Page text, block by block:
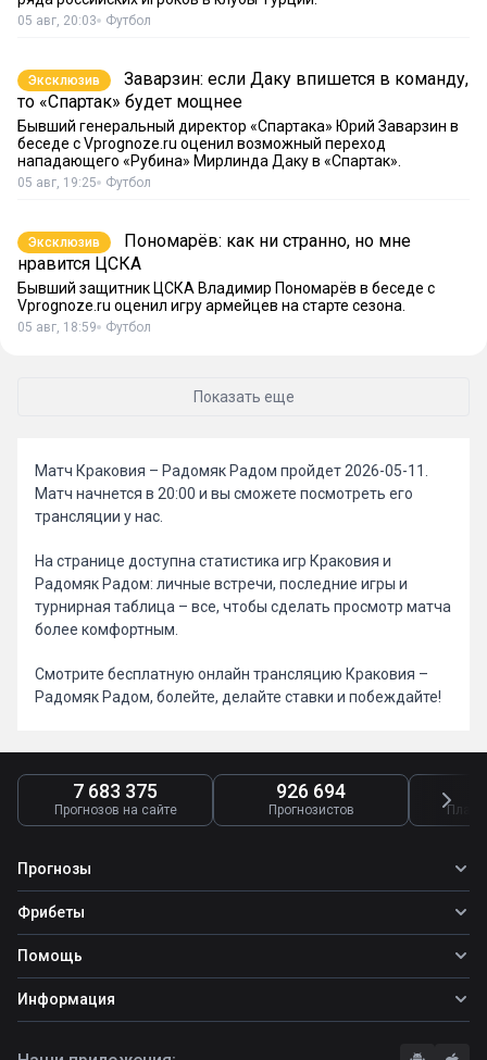
05 авг, 20:03 Футбол
Эксклюзив
то «Спартак» будет мощнее
Бывший генеральный директор «Спартака» Юрий Заварзин в
беседе с Vprognoze.ru оценил возможный переход
нападающего «Рубина» Мирлинда Даку в «Спартак».
05 авг, 19:25 Футбол
Эксклюзив
нравится ЦСКА
Бывший защитник ЦСКА Владимир Пономарёв в беседе с
Vprognoze.ru оценил игру армейцев на старте сезона.
05 авг, 18:59 Футбол
Показать еще
Матч Краковия – Радомяк Радом пройдет 2026-05-11.
Матч начнется в 20:00 и вы сможете посмотреть его
трансляции у нас.
На странице доступна статистика игр Краковия и
Радомяк Радом: личные встречи, последние игры и
турнирная таблица – все, чтобы сделать просмотр матча
более комфортным.
Смотрите бесплатную онлайн трансляцию Краковия –
Радомяк Радом, болейте, делайте ставки и побеждайте!
7 683 375
Прогнозов на сайте
926 694
Прогнозистов
Прогнозы
Все прогнозы
Топ ставок
Прогнозы на футбол
Фрибеты
Фрибеты
Фрибет Ubet
Фрибет Фонбет
Помощь
Школа ставок
Вопросы и ответы
Информация